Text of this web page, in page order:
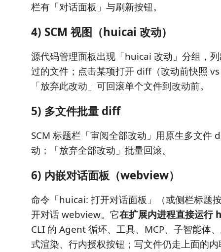
栏有「对话面板」与刷新按钮。
4) SCM 视图（huicai 改动）
源代码管理面板出现「huicai 改动」分组，
过的文件；点击某项打开 diff（改动前快照
「放弃此改动」可回滚单个文件到改动前。
5) 多文件批量 diff
SCM 标题栏「审阅全部改动」用原生多文件
动；「放弃全部改动」批量回滚。
6) 内嵌对话面板（webview）
命令「huicai: 打开对话面板」（或侧栏标题
开对话 webview。它在扩展内进程直接运行
CLI 的 Agent 循环、工具、MCP、子智能体
式渲染、行内授权按钮；写文件仍走上面的